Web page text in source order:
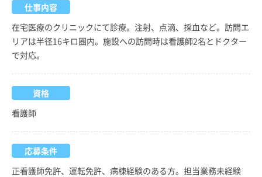
仕事内容
在宅医療のクリニックにて診療。注射、点滴、採血など。訪問エ
リアは半径16キロ圏内。施設への訪問時は看護師2名とドクター
で対応。
資格
看護師
応募条件
正看護師免許、運転免許、病棟経験のある方。担当業務未経験